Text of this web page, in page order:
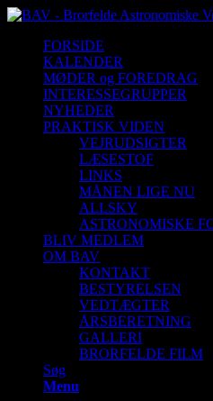
FORSIDE
KALENDER
MØDER og FOREDRAG
INTERESSEGRUPPER
NYHEDER
PRAKTISK VIDEN
VEJRUDSIGTER
LÆSESTOF
LINKS
MÅNEN LIGE NU
ALLSKY
ASTRONOMISKE
BLIV MEDLEM
OM BAV
KONTAKT
BESTYRELSEN
VEDTÆGTER
ÅRSBERETNING
GALLERI
BRORFELDE FILM
Søg
Menu